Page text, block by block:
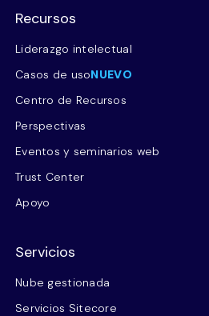
Recursos
Liderazgo intelectual
Casos de usoNUEVO
Centro de Recursos
Perspectivas
Eventos y seminarios web
Trust Center
Apoyo
Servicios
Nube gestionada
Servicios Sitecore